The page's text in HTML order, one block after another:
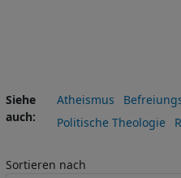
Siehe
auch
Atheismus
Politische Theologie
Sortieren nach